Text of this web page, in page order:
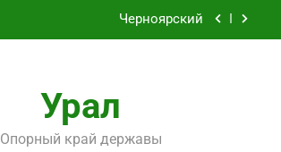
Черноярский
Староуткинск
Урал
Опорный край державы